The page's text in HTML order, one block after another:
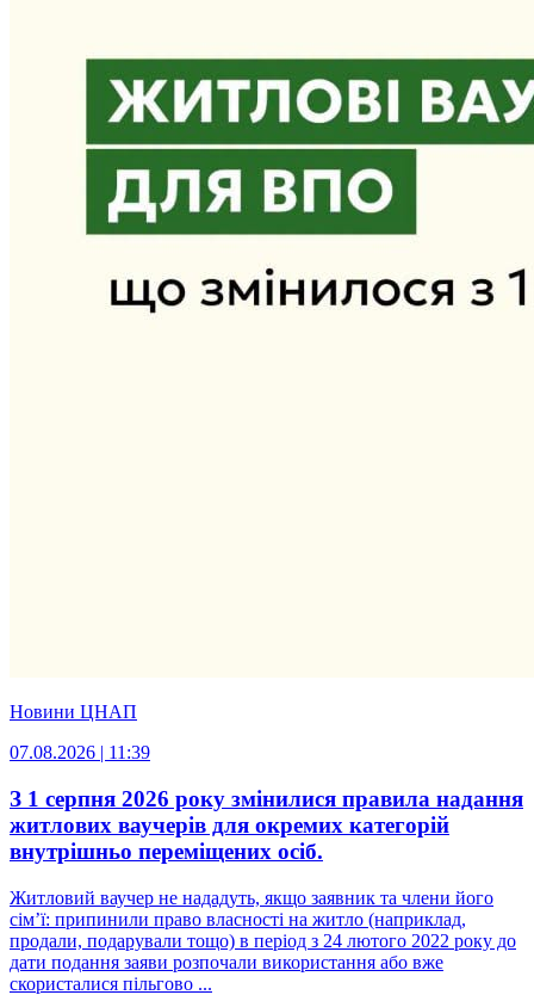
Новини ЦНАП
07.08.2026 | 11:39
З 1 серпня 2026 року змінилися правила надання
житлових ваучерів для окремих категорій
внутрішньо переміщених осіб.
Житловий ваучер не нададуть, якщо заявник та члени його
сім’ї: припинили право власності на житло (наприклад,
продали, подарували тощо) в період з 24 лютого 2022 року до
дати подання заяви розпочали використання або вже
скористалися пільгово ...